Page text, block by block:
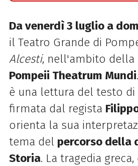
Da venerdì 3 luglio a
il Teatro Grande di
Alcesti, nell'ambito della
Pompeii Theatrum Mundi
è una lettura del testo di
firmata dal regista
orienta la sua
tema del percorso della
Storia. La tragedia